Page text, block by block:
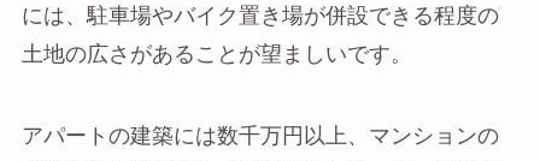
には、駐車場やバイク置き場が併設できる程度の
土地の広さがあることが望ましいです。
アパートの建築には数千万円以上、マンションの